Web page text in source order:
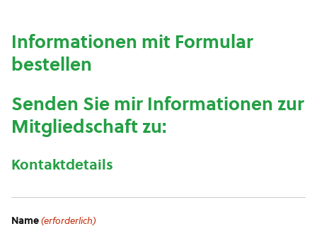
Informationen mit Formular
bestellen
Senden Sie mir Informationen zur
Mitgliedschaft zu:
Kontaktdetails
Name(erforderlich)